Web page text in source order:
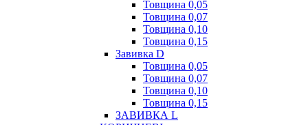
Товщина 0,05
Товщина 0,07
Товщина 0,10
Товщина 0,15
Завивка D
Товщина 0,05
Товщина 0,07
Товщина 0,10
Товщина 0,15
ЗАВИВКА L